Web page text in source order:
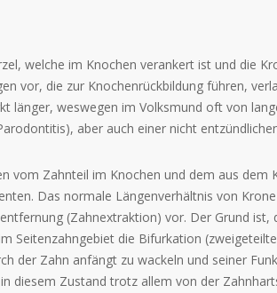
welche im Knochen verankert ist und die
vor, die zur Knochenrückbildung führen,
länger, weswegen im Volksmund oft von
aber auch einer nicht
vom Zahnteil im Knochen und dem aus dem
Das normale Längenverhältnis von
(Zahnextraktion) vor. Der Grund ist,
Seitenzahngebiet die Bifurkation
der Zahn anfängt zu wackeln und seiner
diesem Zustand trotz allem von der